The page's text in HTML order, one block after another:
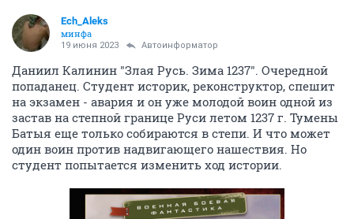
Ech_Aleks
минфа
19 июня 2023 Автоинформатор
Даниил Калинин "Злая Русь. Зима 1237". Очередной
попаданец. Студент историк, реконструктор, спешит
на экзамен - авария и он уже молодой воин одной из
застав на степной границе Руси летом 1237 г. Тумены
Батыя еще только собираются в степи. И что может
один воин против надвигающего нашествия. Но
студент попытается изменить ход истории.